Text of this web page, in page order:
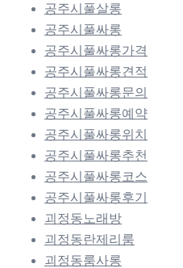
공주시풀살롱
공주시풀싸롱
공주시풀싸롱가격
공주시풀싸롱견적
공주시풀싸롱문의
공주시풀싸롱예약
공주시풀싸롱위치
공주시풀싸롱추천
공주시풀싸롱코스
공주시풀싸롱후기
괴정동노래방
괴정동란제리룸
괴정동룸사롱